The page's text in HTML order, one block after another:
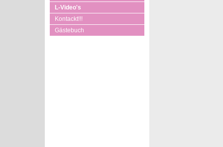
L-Video's
Kontackt!!!
Gästebuch